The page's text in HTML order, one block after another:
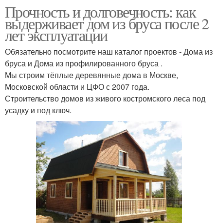
Прочность и долговечность: как
выдерживает дом из бруса после 2
лет эксплуатации
Обязательно посмотрите наш каталог проектов - Дома из
бруса и Дома из профилированного бруса .
Мы строим тёплые деревянные дома в Москве,
Московской области и ЦФО с 2007 года.
Строительство домов из живого костромского леса под
усадку и под ключ.